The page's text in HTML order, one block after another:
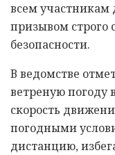
всем участникам
призывом строго
безопасности.
В ведомстве
ветреную погоду
скорость
погодными
дистанцию,